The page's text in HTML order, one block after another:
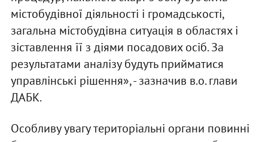
містобудівної діяльності і громадськості,
загальна містобудівна ситуація в областях і
зіставлення її з діями посадових осіб. За
результатами аналізу будуть прийматися
управлінські рішення», - зазначив в.о. глави
ДАБК.
Особливу увагу територіальні органи повинні